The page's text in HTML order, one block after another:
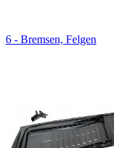
6 - Bremsen, Felgen